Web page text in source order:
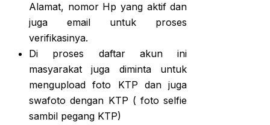
Alamat, nomor Hp yang aktif dan
juga email untuk proses
verifikasinya.
Di proses daftar akun ini
masyarakat juga diminta untuk
mengupload foto KTP dan juga
swafoto dengan KTP ( foto selfie
sambil pegang KTP)